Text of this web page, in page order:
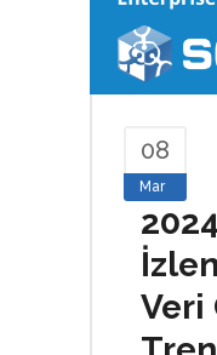
08
Mar
Veri